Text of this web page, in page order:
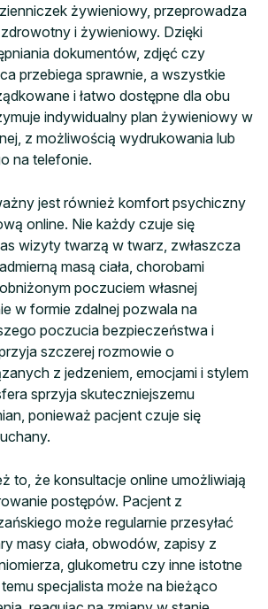
żywieniowy, przeprowadza
i żywieniowy. Dzięki
dokumentów, zdjęć czy
przebiega sprawnie, a wszystkie
i łatwo dostępne dla obu
indywidualny plan żywieniowy w
z możliwością wydrukowania lub
na telefonie.
jest również komfort psychiczny
online. Nie każdy czuje się
wizyty twarzą w twarz, zwłaszcza
masą ciała, chorobami
poczuciem własnej
w formie zdalnej pozwala na
poczucia bezpieczeństwa i
szczerej rozmowie o
z jedzeniem, emocjami i stylem
sprzyja skuteczniejszemu
ponieważ pacjent czuje się
to, że konsultacje online umożliwiają
postępów. Pacjent z
może regularnie przesyłać
masy ciała, obwodów, zapisy z
glukometru czy inne istotne
specjalista może na bieżąco